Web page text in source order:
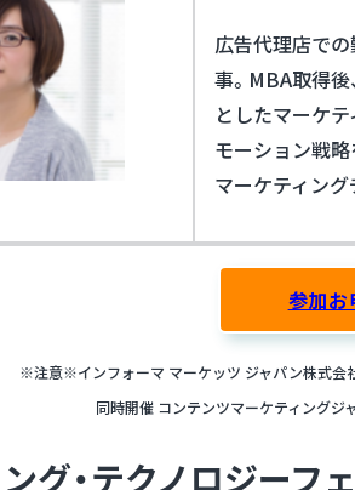
広告代理店で
事。MBA取得
としたマーケ
モーション戦
マーケティン
参加お
※注意※インフォーマ マーケッツ ジャパン株式会社
同時開催 コンテンツマーケティングジ
グ・テクノロジーフ